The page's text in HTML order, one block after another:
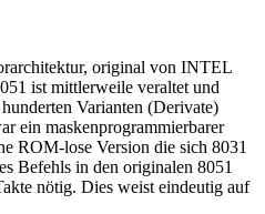
original von INTEL
ist mittlerweile veraltet und
Varianten (Derivate)
ein maskenprogrammierbarer
ROM-lose Version die sich 8031
Befehls in den originalen 8051
nötig. Dies weist eindeutig auf